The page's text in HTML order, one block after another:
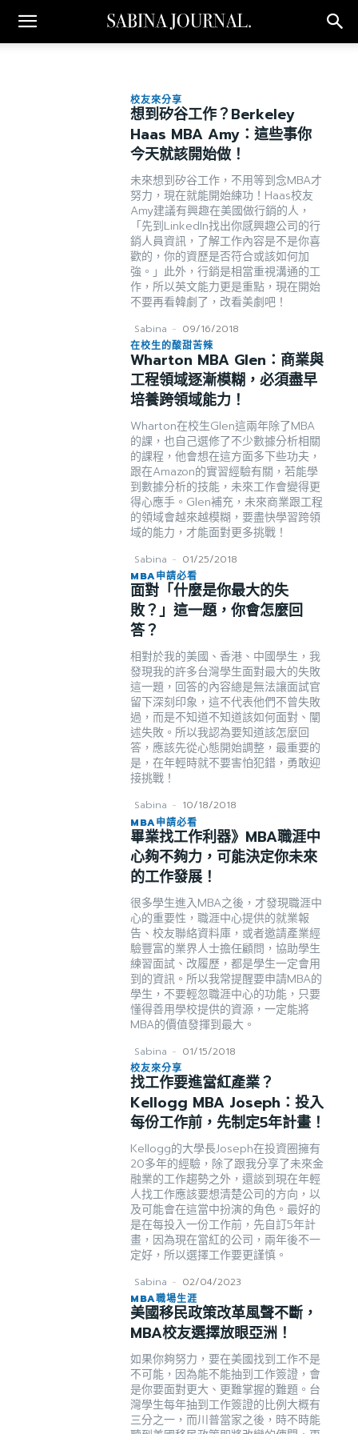
校友來分享
想到矽谷工作？Berkeley
Haas MBA Amy：這些事你
今天就該開始做！
未來想到矽谷工作，不用等到念MBA才
努力，現在就能開始練功！Haas校友
Amy建議有興趣在美國做行銷的人，
「先到LinkedIn找出你感興趣公司的行
銷人員資訊，了解工作內容是不是你喜
歡的，你的資歷是否符合或該如何加
強。」此外，行銷是相當重視溝通的工
作，所以英文能力更是重點，現在開始
不要再看韓劇了，改看美劇吧！
Sabina - 09/16/2018
在校生的酸甜苦辣
Wharton MBA Glen：商業與
工程領域逐漸模糊，必須盡早
培養跨領域能力！
Wharton在校生Glen這兩年除了MBA
的課，也自己選修了不少數據分析相關
的課程，他會想在這方面多下些功夫，
跟在Amazon的實習經驗有關，若能學
到數據分析的技能，未來工作會變得更
得心應手。Glen補充，未來商業跟工程
的領域會越來越模糊，要盡快學習跨領
域的能力，才能面對更多挑戰！
Sabina - 01/25/2018
MBA申請必看
面對「什麼是你最大的失
敗？」這一題，你會怎麼回
答？
相對於我的美國、香港、中國學生，我
發現我的許多台灣學生面對最大的失敗
這一題，回答的內容總是無法讓面試官
留下深刻印象，這不代表他們不曾失敗
過，而是不知道不知道該如何面對、闡
述失敗。所以我認為要知道該怎麼回
答，應該先從心態開始調整，最重要的
是，在年輕時就不要害怕犯錯，勇敢迎
接挑戰！
Sabina - 10/18/2018
MBA申請必看
畢業找工作利器》MBA職涯中
心夠不夠力，可能決定你未來
的工作發展！
很多學生進入MBA之後，才發現職涯中
心的重要性，職涯中心提供的就業報
告、校友聯絡資料庫，或者邀請產業經
驗豐富的業界人士擔任顧問，協助學生
練習面試、改履歷，都是學生一定會用
到的資訊。所以我常提醒要申請MBA的
學生，不要輕忽職涯中心的功能，只要
懂得善用學校提供的資源，一定能將
MBA的價值發揮到最大。
Sabina - 01/15/2018
校友來分享
找工作要進當紅產業？
Kellogg MBA Joseph：投入
每份工作前，先制定5年計畫！
Kellogg的大學長Joseph在投資圈擁有
20多年的經驗，除了跟我分享了未來金
融業的工作趨勢之外，還談到現在年輕
人找工作應該要想清楚公司的方向，以
及可能會在這當中扮演的角色。最好的
是在每投入一份工作前，先自訂5年計
畫，因為現在當紅的公司，兩年後不一
定好，所以選擇工作要更謹慎。
Sabina - 02/04/2023
MBA職場生涯
美國移民政策改革風聲不斷，
MBA校友選擇放眼亞洲！
如果你夠努力，要在美國找到工作不是
不可能，因為能不能抽到工作簽證，會
是你要面對更大、更難掌握的難題。台
灣學生每年抽到工作簽證的比例大概有
三分之一，而川普當家之後，時不時能